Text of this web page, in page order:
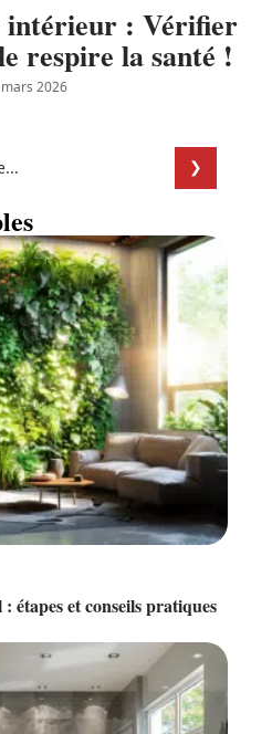
intérieur : Vérifier
respire la santé !
2026
étapes et conseils pratiques